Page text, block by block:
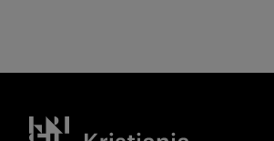
Kristiania logo